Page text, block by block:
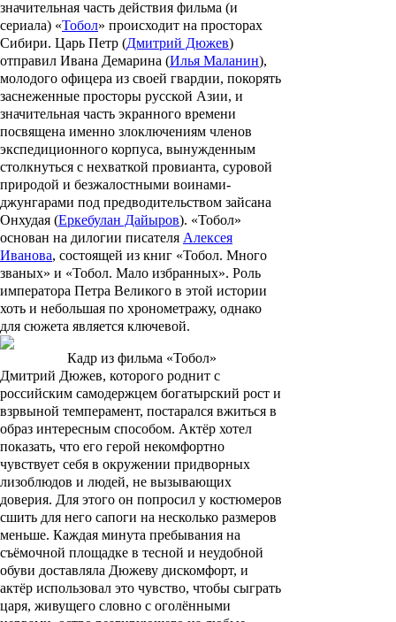
значительная часть действия фильма (и
сериала) «Тобол» происходит на просторах
Сибири. Царь Петр (Дмитрий Дюжев)
отправил Ивана Демарина (Илья Маланин),
молодого офицера из своей гвардии, покорять
заснеженные просторы русской Азии, и
значительная часть экранного времени
посвящена именно злоключениям членов
экспедиционного корпуса, вынужденным
столкнуться с нехваткой провианта, суровой
природой и безжалостными воинами-
джунгарами под предводительством зайсана
Онхудая (Еркебулан Дайыров). «Тобол»
основан на дилогии писателя Алексея
Иванова, состоящей из книг «Тобол. Много
званых» и «Тобол. Мало избранных». Роль
императора Петра Великого в этой истории
хоть и небольшая по хронометражу, однако
для сюжета является ключевой.
Кадр из фильма «Тобол»
Дмитрий Дюжев, которого роднит с
российским самодержцем богатырский рост и
взрвыной темперамент, постарался вжиться в
образ интересным способом. Актёр хотел
показать, что его герой некомфортно
чувствует себя в окружении придворных
лизоблюдов и людей, не вызывающих
доверия. Для этого он попросил у костюмеров
сшить для него сапоги на несколько размеров
меньше. Каждая минута пребывания на
съёмочной площадке в тесной и неудобной
обуви доставляла Дюжеву дискомфорт, и
актёр использовал это чувство, чтобы сыграть
царя, живущего словно с оголёнными